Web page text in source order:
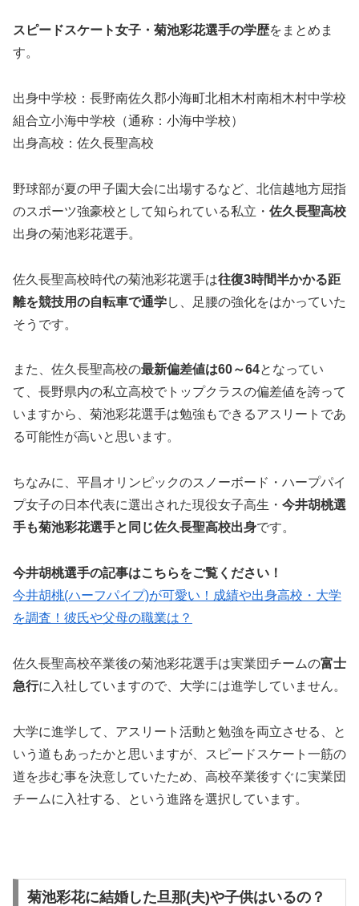
スピードスケート女子・菊池彩花選手の学歴をまとめま
す。
出身中学校：長野南佐久郡小海町北相木村南相木村中学校
組合立小海中学校（通称：小海中学校）
出身高校：佐久長聖高校
野球部が夏の甲子園大会に出場するなど、北信越地方屈指
のスポーツ強豪校として知られている私立・ 佐久長聖高校
出身の菊池彩花選手。
佐久長聖高校時代の菊池彩花選手は往復3時間半かかる距
離を競技用の自転車で通学し、足腰の強化をはかっていた
そうです。
また、佐久長聖高校の最新偏差値は60～64となってい
て、長野県内の私立高校でトップクラスの偏差値を誇って
いますから、菊池彩花選手は勉強もできるアスリートであ
る可能性が高いと思います。
ちなみに、平昌オリンピックのスノーボード・ハープパイ
プ女子の日本代表に選出された現役女子高生・ 今井胡桃選
手も菊池彩花選手と同じ佐久長聖高校出身です。
今井胡桃選手の記事はこちらをご覧ください！
今井胡桃(ハーフパイプ)が可愛い！成績や出身高校・大学
を調査！彼氏や父母の職業は？
佐久長聖高校卒業後の菊池彩花選手は実業団チームの富士
急行に入社していますので、大学には進学していません。
大学に進学して、アスリート活動と勉強を両立させる、と
いう道もあったかと思いますが、スピードスケート一筋の
道を歩む事を決意していたため、高校卒業後すぐに実業団
チームに入社する、という進路を選択しています。
菊池彩花に結婚した旦那(夫)や子供はいるの？